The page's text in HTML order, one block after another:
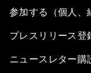
参加する（個人、
プレスリリース登
ニュースレター購